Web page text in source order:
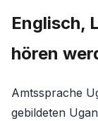
Englisch,
hören
Amtssprache
gebildeten